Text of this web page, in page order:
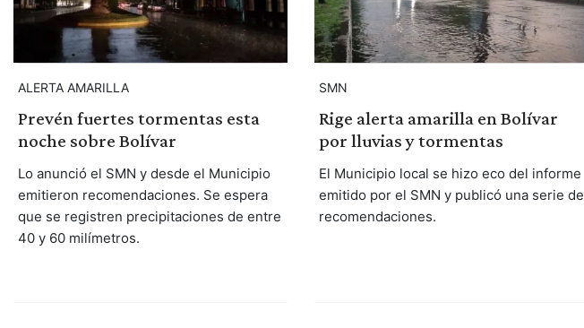
ALERTA AMARILLA
Prevén fuertes tormentas esta
noche sobre Bolívar
Lo anunció el SMN y desde el Municipio
emitieron recomendaciones. Se espera
que se registren precipitaciones de entre
40 y 60 milímetros.
SMN
Rige alerta amarilla en Bolívar
por lluvias y tormentas
El Municipio local se hizo eco del informe
emitido por el SMN y publicó una serie de
recomendaciones.